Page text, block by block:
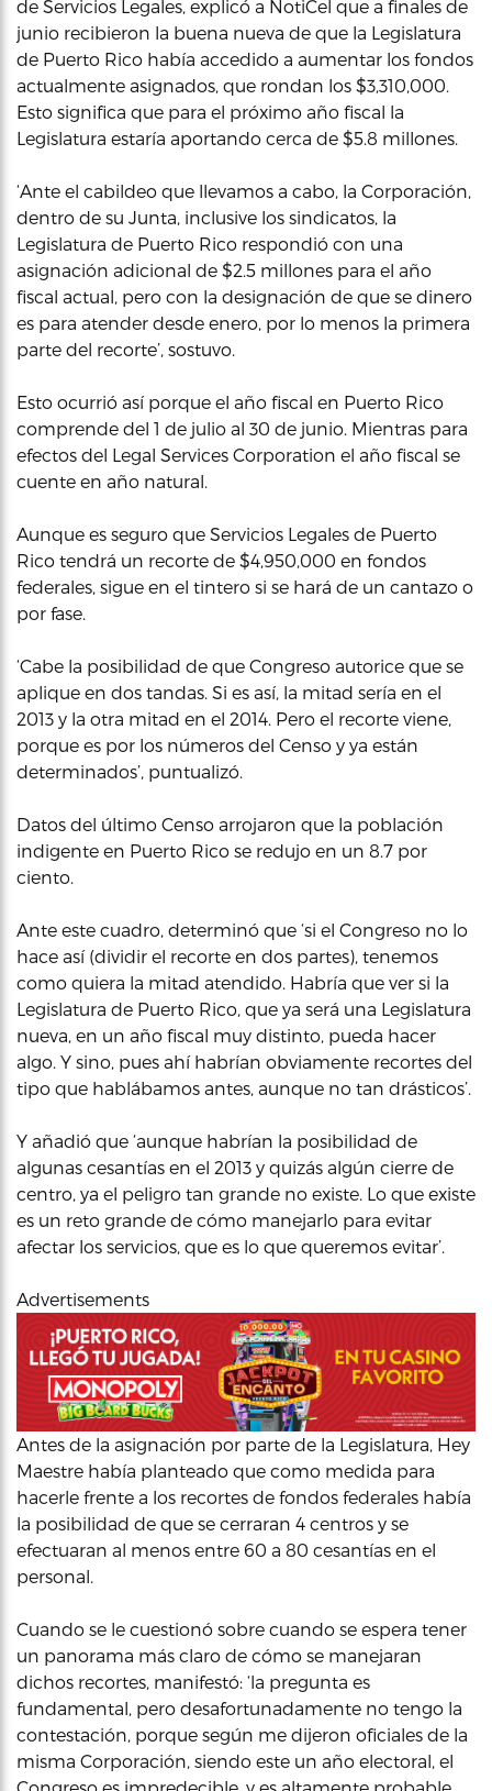
de Servicios Legales, explicó a NotiCel que a finales de
junio recibieron la buena nueva de que la Legislatura
de Puerto Rico había accedido a aumentar los fondos
actualmente asignados, que rondan los $3,310,000.
Esto significa que para el próximo año fiscal la
Legislatura estaría aportando cerca de $5.8 millones.
‘Ante el cabildeo que llevamos a cabo, la Corporación,
dentro de su Junta, inclusive los sindicatos, la
Legislatura de Puerto Rico respondió con una
asignación adicional de $2.5 millones para el año
fiscal actual, pero con la designación de que se dinero
es para atender desde enero, por lo menos la primera
parte del recorte’, sostuvo.
Esto ocurrió así porque el año fiscal en Puerto Rico
comprende del 1 de julio al 30 de junio. Mientras para
efectos del Legal Services Corporation el año fiscal se
cuente en año natural.
Aunque es seguro que Servicios Legales de Puerto
Rico tendrá un recorte de $4,950,000 en fondos
federales, sigue en el tintero si se hará de un cantazo o
por fase.
‘Cabe la posibilidad de que Congreso autorice que se
aplique en dos tandas. Si es así, la mitad sería en el
2013 y la otra mitad en el 2014. Pero el recorte viene,
porque es por los números del Censo y ya están
determinados’, puntualizó.
Datos del último Censo arrojaron que la población
indigente en Puerto Rico se redujo en un 8.7 por
ciento.
Ante este cuadro, determinó que ‘si el Congreso no lo
hace así (dividir el recorte en dos partes), tenemos
como quiera la mitad atendido. Habría que ver si la
Legislatura de Puerto Rico, que ya será una Legislatura
nueva, en un año fiscal muy distinto, pueda hacer
algo. Y sino, pues ahí habrían obviamente recortes del
tipo que hablábamos antes, aunque no tan drásticos’.
Y añadió que ‘aunque habrían la posibilidad de
algunas cesantías en el 2013 y quizás algún cierre de
centro, ya el peligro tan grande no existe. Lo que existe
es un reto grande de cómo manejarlo para evitar
afectar los servicios, que es lo que queremos evitar’.
Advertisements
Antes de la asignación por parte de la Legislatura, Hey
Maestre había planteado que como medida para
hacerle frente a los recortes de fondos federales había
la posibilidad de que se cerraran 4 centros y se
efectuaran al menos entre 60 a 80 cesantías en el
personal.
Cuando se le cuestionó sobre cuando se espera tener
un panorama más claro de cómo se manejaran
dichos recortes, manifestó: ‘la pregunta es
fundamental, pero desafortunadamente no tengo la
contestación, porque según me dijeron oficiales de la
misma Corporación, siendo este un año electoral, el